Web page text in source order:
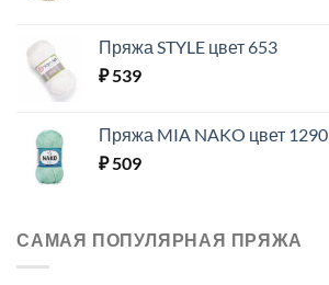
Пряжа STYLE цвет 653
₽539
Пряжа MIA NAKO цвет 1290
₽509
САМАЯ ПОПУЛЯРНАЯ ПРЯЖА